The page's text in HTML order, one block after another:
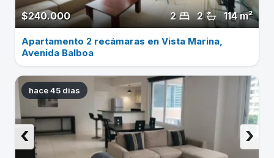
$240.000 114 m²
2
2
Apartamento 2 recámaras en Vista Marina,
Avenida Balboa
hace 45 dias
›
‹